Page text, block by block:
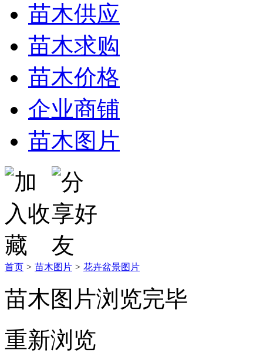
苗木供应
苗木求购
苗木价格
企业商铺
苗木图片
首页 > 苗木图片 > 花卉盆景图片
苗木图片浏览完毕
重新浏览